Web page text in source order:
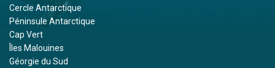
Cercle Antarctique
Péninsule Antarctique
Cap Vert
Îles Malouines
Géorgie du Sud